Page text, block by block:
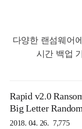
다양한 랜섬웨어
시간 백업
Rapid v2.0
Big Letter
2018. 04. 26. 7,775